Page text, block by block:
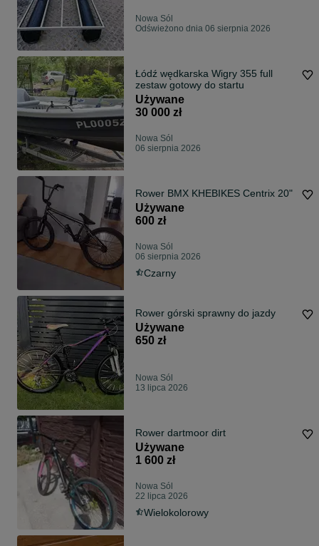
Nowa Sól
Odświeżono dnia 06 sierpnia 2026
Łódź wędkarska Wigry 355 full
zestaw gotowy do startu
Używane
30 000 zł
Nowa Sól
06 sierpnia 2026
Rower BMX KHEBIKES Centrix 20"
Używane
600 zł
Nowa Sól
06 sierpnia 2026
Czarny
Rower górski sprawny do jazdy
Używane
650 zł
Nowa Sól
13 lipca 2026
Rower dartmoor dirt
Używane
1 600 zł
Nowa Sól
22 lipca 2026
Wielokolorowy